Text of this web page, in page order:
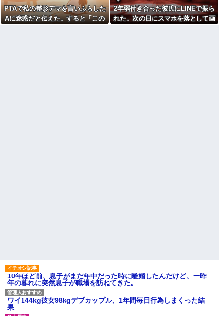
【驚愕】義実家の“素手おにぎ
り”が汚くて無理！ 「子どもに食
べさせたくない！！」←お前ら
は食べられる？？？？？？
の？ｗｗ」「逆に超安い」
私「ちょっと、人の家の金庫
触らないでよ！」キチママ『そ
こに金庫があったから、開けて
みようとしただけ☆』義兄「泥
は出てけ！二度と来るな！」結
果・・・
【衝撃】女叩きの弟を陰でサ
ポートする姉…その真意が怖す
ぎるｗｗｗｗ
PTAで私の整形デマを言いふらした
Aに迷惑だと伝えた。すると「この
2年弱付き合った彼氏にLINEで振ら
れた。次の日にスマホを落として画
10年ほど前、息子がまだ年中だった時に離婚したんだけど、一昨
年の暮れに突然息子が職場を訪ねてきた。
ワイ144kg彼女98kgデブカップル、1年間毎日行為しまくった結
果